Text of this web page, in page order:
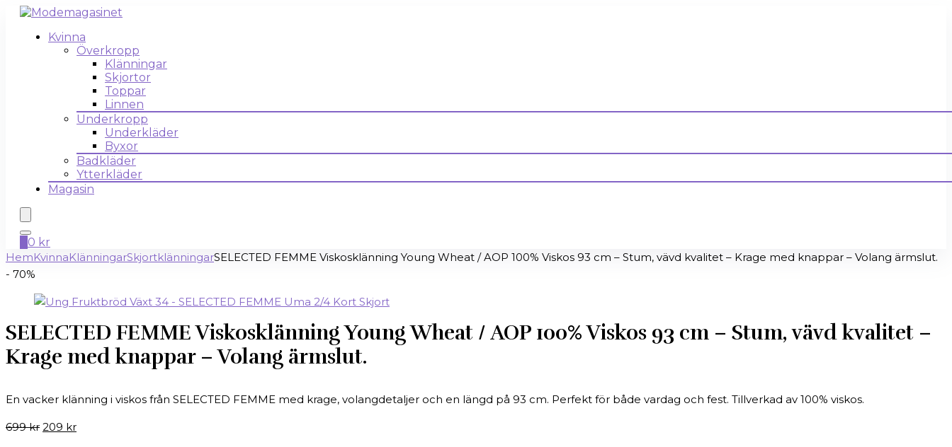
Kvinna
Överkropp
Klänningar
Skjortor
Toppar
Linnen
Underkropp
Underkläder
Byxor
Badkläder
Ytterkläder
Magasin
0 kr
HemKvinnaKlänningarSkjortklänningarSELECTED FEMME Viskosklänning Young Wheat / AOP 100% Viskos 93 cm – Stum, vävd kvalitet – Krage med knappar – Volang ärmslut.
- 70%
SELECTED FEMME Viskosklänning Young Wheat / AOP 100% Viskos 93 cm – Stum, vävd kvalitet –
Krage med knappar – Volang ärmslut.
En vacker klänning i viskos från SELECTED FEMME med krage, volangdetaljer och en längd på 93 cm. Perfekt för både vardag och fest. Tillverkad av 100% viskos.
699kr Det
209 krDet